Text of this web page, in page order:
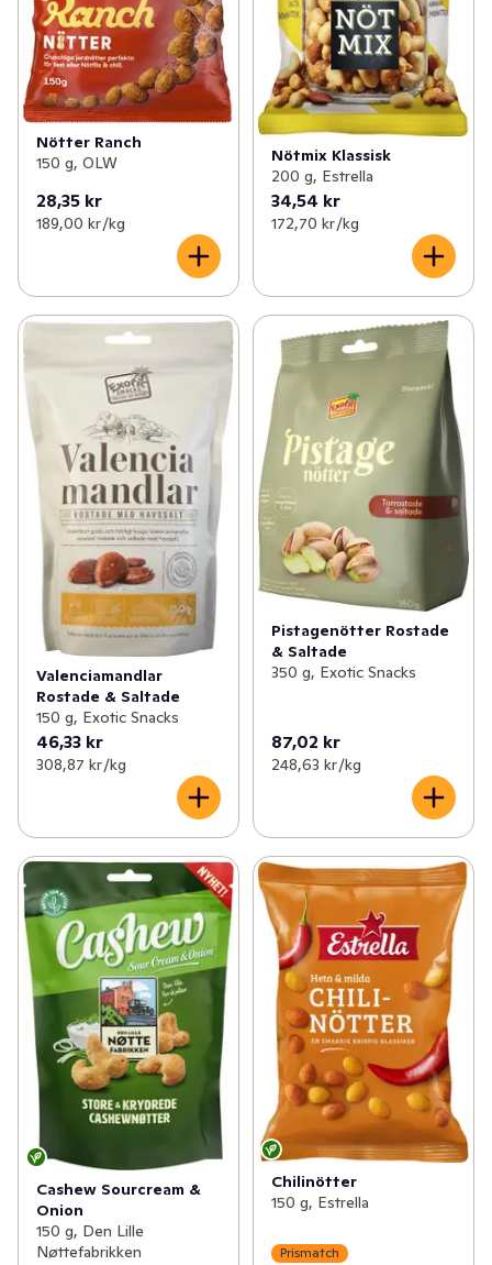
Nötter Ranch
150 g, OLW
28,35 kr
189,00 kr /kg
Nötmix Klassisk
200 g, Estrella
34,54 kr
172,70 kr /kg
Valenciamandlar
Rostade & Saltade
150 g, Exotic Snacks
46,33 kr
308,87 kr /kg
Pistagenötter Rostade
& Saltade
350 g, Exotic Snacks
87,02 kr
248,63 kr /kg
Cashew Sourcream &
Onion
150 g, Den Lille
Nøttefabrikken
Chilinötter
150 g, Estrella
Prismatch